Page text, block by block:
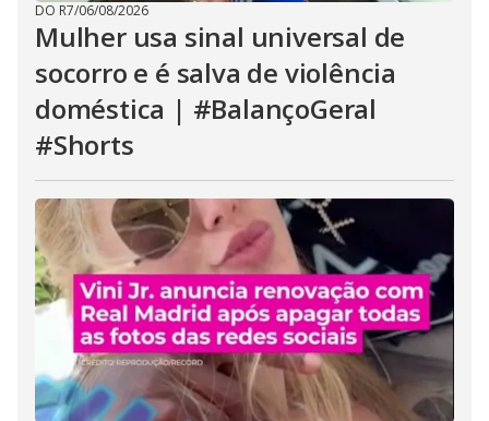
DO R7/06/08/2026
Mulher usa sinal universal de
socorro e é salva de violência
doméstica | #BalançoGeral
#Shorts